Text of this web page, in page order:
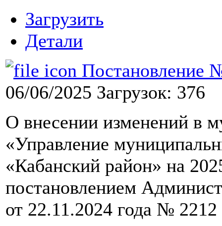
Загрузить
Детали
Постановление
06/06/2025 Загрузок: 376
О внесении изменений в
«Управление
«Кабанский район» на
постановлением
от 22.11.2024 года № 2212